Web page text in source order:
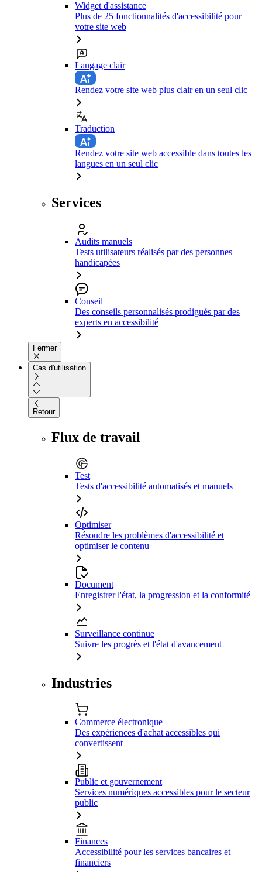
Widget d'assistance
Plus de 25 fonctionnalités d'accessibilité pour
votre site web
Langage clair
Rendez votre site web plus clair en un seul clic
Traduction
Rendez votre site web accessible dans toutes les
langues en un seul clic
Services
Audits manuels
Tests utilisateurs réalisés par des personnes
handicapées
Conseil
Des conseils personnalisés prodigués par des
experts en accessibilité
Fermer
Cas d'utilisation
Retour
Flux de travail
Test
Tests d'accessibilité automatisés et manuels
Optimiser
Résoudre les problèmes d'accessibilité et
optimiser le contenu
Document
Enregistrer l'état, la progression et la conformité
Surveillance continue
Suivre les progrès et l'état d'avancement
Industries
Commerce électronique
Des expériences d'achat accessibles qui
convertissent
Public et gouvernement
Services numériques accessibles pour le secteur
public
Finances
Accessibilité pour les services bancaires et
financiers